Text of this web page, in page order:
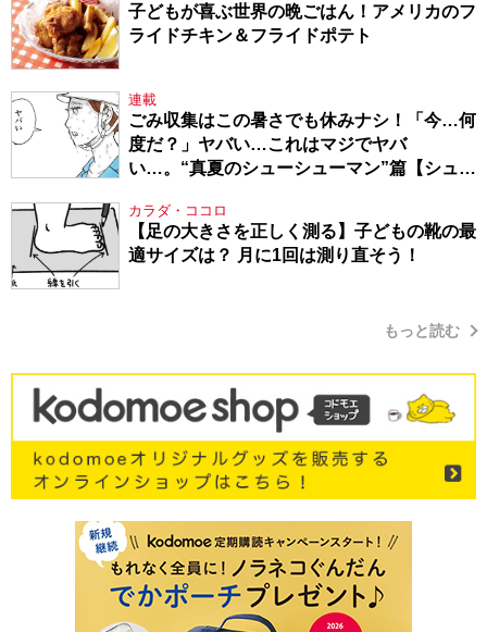
子どもが喜ぶ世界の晩ごはん！アメリカのフ
ライドチキン＆フライドポテト
連載
ごみ収集はこの暑さでも休みナシ！「今…何
度だ？」ヤバい…これはマジでヤバ
い…。“真夏のシューシューマン”篇【シュー
カラダ・ココロ
【足の大きさを正しく測る】子どもの靴の最
適サイズは？ 月に1回は測り直そう！
もっと読む